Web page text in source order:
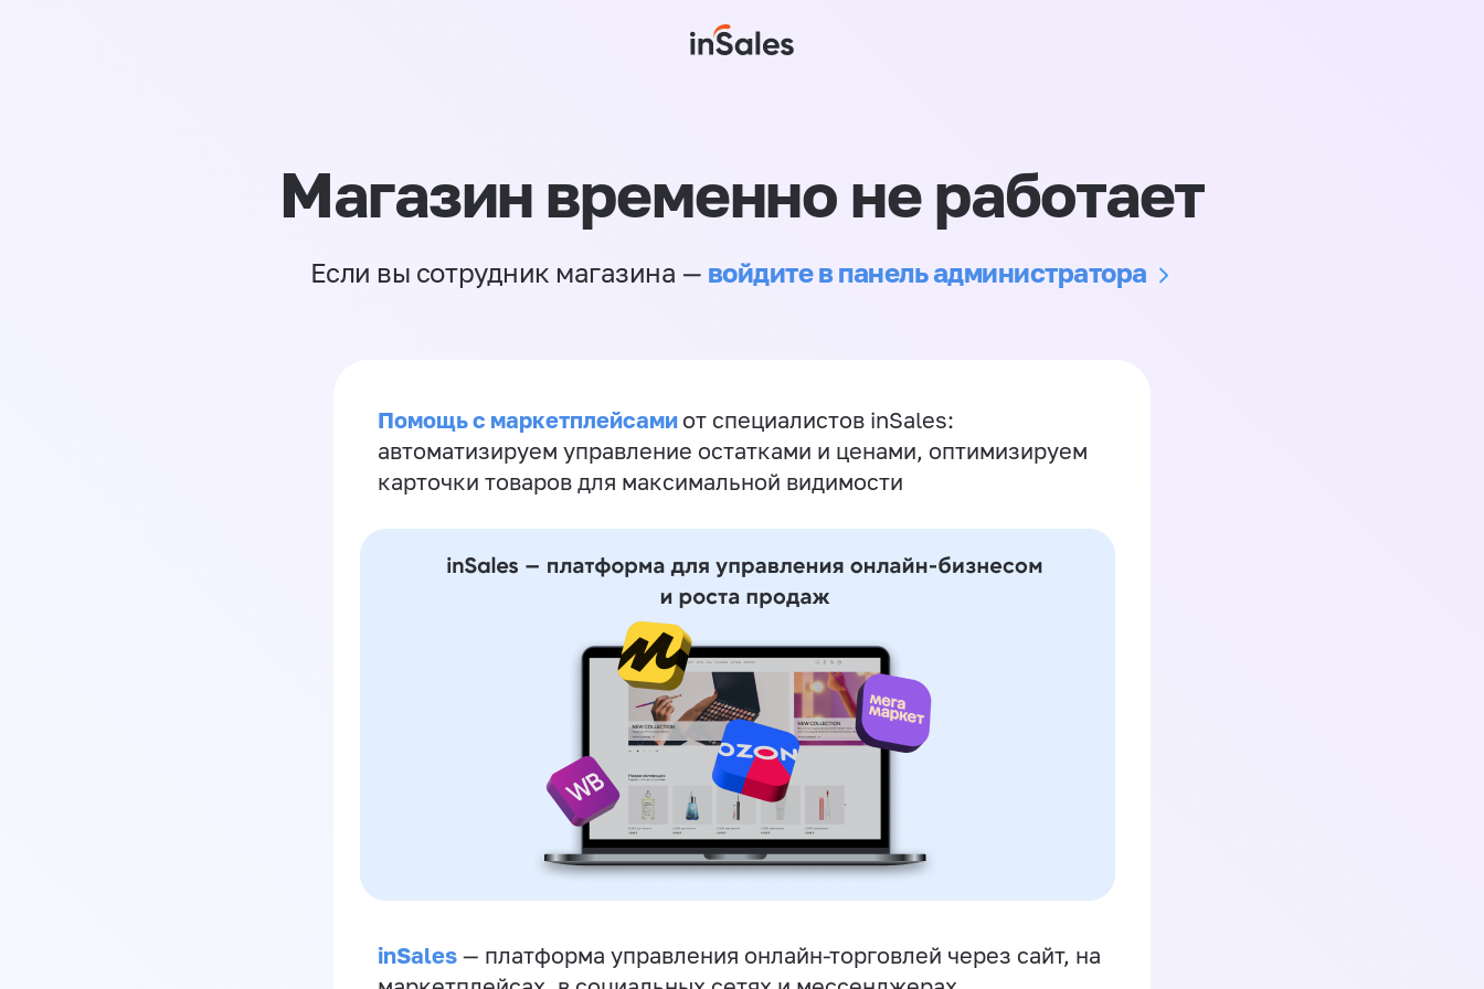
Магазин временно не работает
Если вы сотрудник магазина — войдите в панель администратора
Помощь с маркетплейсами от специалистов inSales:
автоматизируем управление остатками и ценами, оптимизируем
карточки товаров для максимальной видимости
inSales — платформа управления онлайн-торговлей через сайт, на